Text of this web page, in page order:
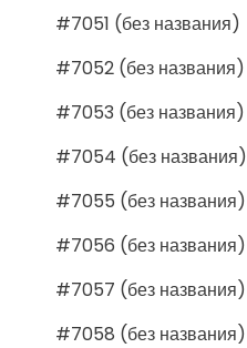
#7051 (без названия)
#7052 (без названия)
#7053 (без названия)
#7054 (без названия)
#7055 (без названия)
#7056 (без названия)
#7057 (без названия)
#7058 (без названия)